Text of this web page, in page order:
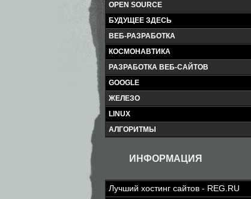
OPEN SOURCE
БУДУЩЕЕ ЗДЕСЬ
ВЕБ-РАЗРАБОТКА
КОСМОНАВТИКА
РАЗРАБОТКА ВЕБ-САЙТОВ
GOOGLE
ЖЕЛЕЗО
LINUX
АЛГОРИТМЫ
ИНФОРМАЦИЯ
Лучший хостинг сайтов - REG.RU